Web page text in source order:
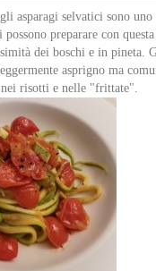
asparagi selvatici sono
preparare con
dei boschi e in pineta.
asprigno ma
nei risotti e nelle "frittate".